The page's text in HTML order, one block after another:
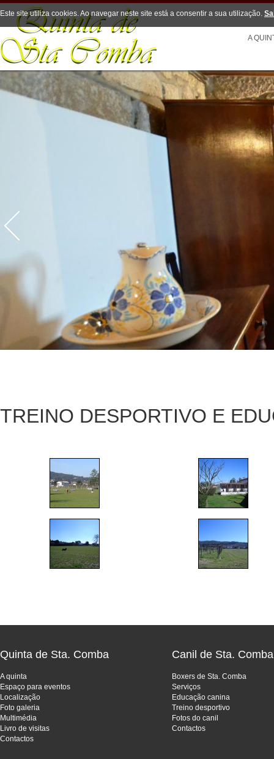
A
TREINO DESPORTIVO E
Quinta de Sta. Comba
A quinta
Espaço para eventos
Localização
Foto galeria
Multimédia
Livro de visitas
Contactos
Canil de Sta. Comba
Boxers de Sta. Comba
Serviços
Educação canina
Treino desportivo
Fotos do canil
Contactos
Este site utiliza cookies. Ao navegar neste site está a consentir a sua utilização.